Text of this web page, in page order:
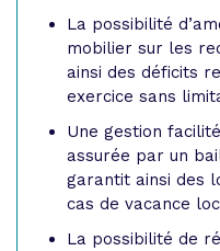
La possibilité
mobilier sur les
ainsi des déficits
exercice sans
Une gestion
assurée par un
garantit ainsi des
cas de vacance
La possibilité de